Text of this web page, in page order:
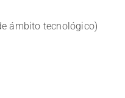
ámbito tecnológico)